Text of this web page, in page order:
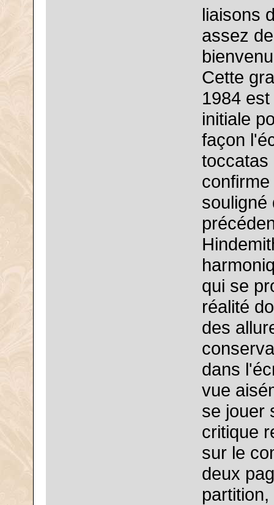
liaisons
assez
Cette
1984
initiale
façon
toccatas
souligné
qui se
réalité
des
dans
vue
se jouer
critique
sur le
deux